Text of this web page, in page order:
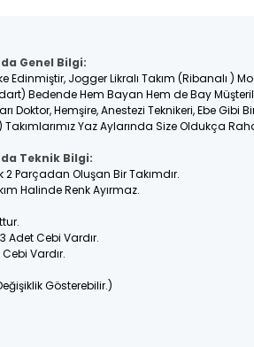
Genel Bilgi:
Edinmiştir, Jogger Likralı Takım (Ribanalı )
Bedende Hem Bayan Hem de Bay
Doktor, Hemşire, Anestezi Teknikeri, Ebe
Yaz Aylarında Size Oldukça
Teknik Bilgi:
Parçadan Oluşan Bir Takımdır.
Halinde Renk Ayırmaz.
Cebi Vardır.
Vardır.
Gösterebilir.)